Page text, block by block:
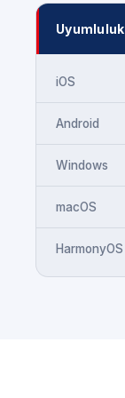
Uyumluluk
iOS
Android
Windows
macOS
HarmonyOS